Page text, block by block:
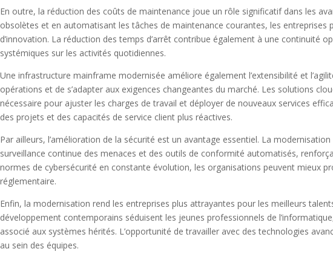
En outre, la réduction des coûts de maintenance joue un rôle significatif dans les
obsolètes et en automatisant les tâches de maintenance courantes, les entreprises
d’innovation. La réduction des temps d’arrêt contribue également à une continuité
systémiques sur les activités quotidiennes.
Une infrastructure mainframe modernisée améliore également l’extensibilité et
opérations et de s’adapter aux exigences changeantes du marché. Les solutions
nécessaire pour ajuster les charges de travail et déployer de nouveaux services
des projets et des capacités de service client plus réactives.
Par ailleurs, l’amélioration de la sécurité est un avantage essentiel. La
surveillance continue des menaces et des outils de conformité automatisés,
normes de cybersécurité en constante évolution, les organisations peuvent mieux
réglementaire.
Enfin, la modernisation rend les entreprises plus attrayantes pour les meilleurs
développement contemporains séduisent les jeunes professionnels de
associé aux systèmes hérités. L’opportunité de travailler avec des technologies
au sein des équipes.